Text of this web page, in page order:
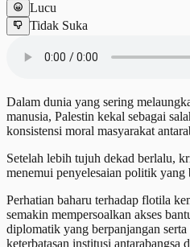
Lucu
Tidak Suka
Dalam dunia yang sering
manusia, Palestin kekal sebagai
konsistensi moral masyarakat
Setelah lebih tujuh dekad berlalu,
menemui penyelesaian politik yang
Perhatian baharu terhadap flotila
semakin mempersoalkan akses
diplomatik yang berpanjangan
keterbatasan institusi antarabangsa